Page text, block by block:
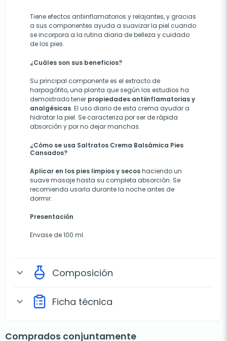
Tiene efectos antiinflamatorios y relajantes, y gracias
a sus componentes ayuda a suavizar la piel cuando
se incorpora a la rutina diaria de belleza y cuidado
de los pies.
¿Cuáles son sus beneficios?
Su principal componente es el extracto de
harpagófito, una planta que según los estudios ha
demostrado tener propiedades antiinflamatorias y
analgésicas. El uso diario de esta crema ayudar a
hidratar la piel. Se caracteriza por ser de rápida
absorción y por no dejar manchas.
¿Cómo se usa Saltratos Crema Balsámica Pies
Cansados?
Aplicar en los pies limpios y secoshaciendo un
suave masaje hasta su completa absorción. Se
recomienda usarla durante la noche antes de
dormir.
Presentación
Envase de 100 ml.
expand_more Composición
expand_more Ficha técnica
Comprados conjuntamente